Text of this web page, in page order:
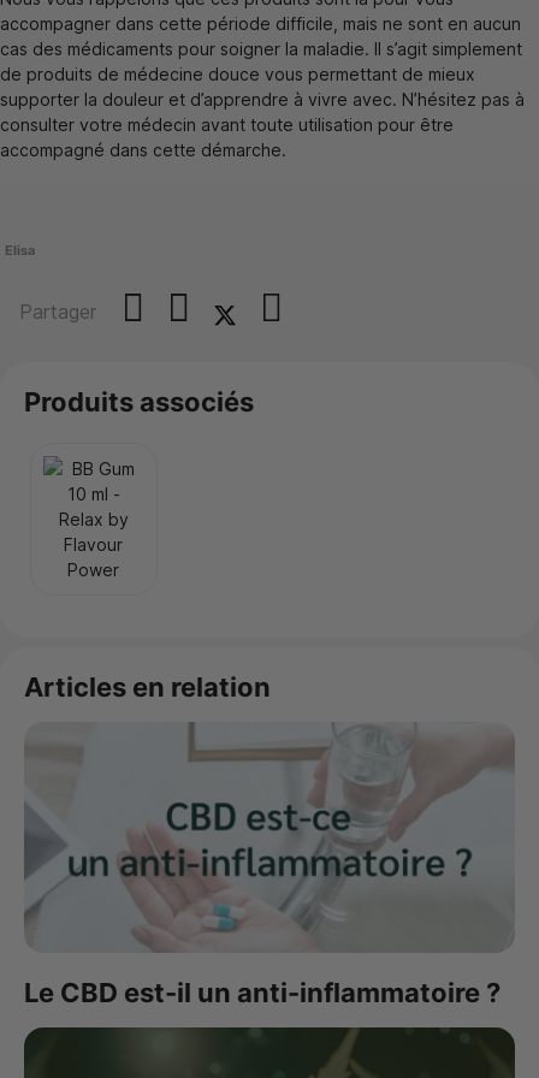
accompagner dans cette période difficile, mais ne sont en aucun
cas des médicaments pour soigner la maladie. Il s’agit simplement
de produits de médecine douce vous permettant de mieux
supporter la douleur et d’apprendre à vivre avec. N’hésitez pas à
consulter votre médecin avant toute utilisation pour être
accompagné dans cette démarche.
Elisa
Partager
Produits associés
Articles en relation
Le CBD est-il un anti-inflammatoire ?